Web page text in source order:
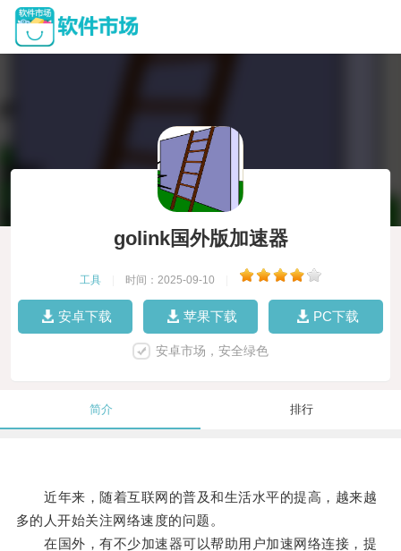
golink国外版加速器
工具 时间：2025-09-10
安卓下载 苹果下载 PC下载
安卓市场，安全绿色
简介 排行
近年来，随着互联网的普及和生活水平的提高，越来越
多的人开始关注网络速度的问题。
在国外，有不少加速器可以帮助用户加速网络连接，提